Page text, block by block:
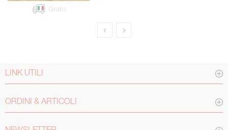
Gratis
LINK UTILI
ORDINI & ARTICOLI